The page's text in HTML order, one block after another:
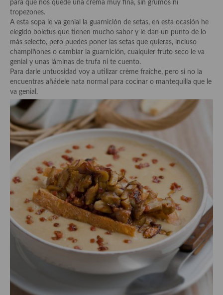
Ocio – restaurantes, bares, tabernas
Viajes eno-gastro-turísticos
En El Candelero
Las opiniones de la «Cocinera»
Prensa
Recetas
Acompañamientos
Airfryer recetas
Aderezos, salsas, vinagretas, especias, hierbas aromáticas o
aditivos
Especias, mezclas de especias
Hierbas aromáticas
Aceites
para que nos quede una crema muy fina, sin grumos ni
tropezones.
A esta sopa le va genial la guarnición de setas, en esta ocasión he
elegido boletus que tienen mucho sabor y le dan un punto de lo
más selecto, pero puedes poner las setas que quieras, incluso
champiñones o cambiar la guarnición, cualquier fruto seco le va
genial y unas láminas de trufa ni te cuento.
Para darle untuosidad voy a utilizar crème fraîche, pero si no la
encuentras añádele nata normal para cocinar o mantequilla que le
va genial.